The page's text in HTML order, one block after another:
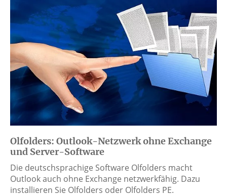
Olfolders: Outlook-Netzwerk ohne Exchange
und Server-Software
Die deutschsprachige Software Olfolders macht
Outlook auch ohne Exchange netzwerkfähig. Dazu
installieren Sie Olfolders oder Olfolders PE.